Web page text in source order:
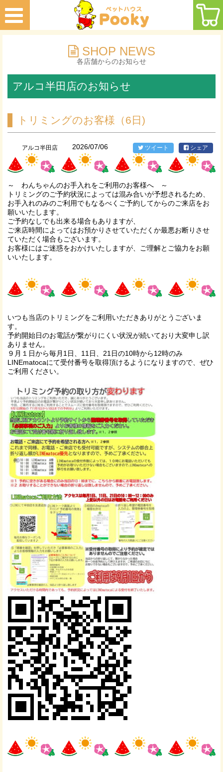
SHOP NEWS
各店舗からのお知らせ
アルコ半田店のお知らせ
トリミングのお客様（6日)
アルコ半田店 2026/07/06 ツイート シェア
～ わんちゃんのお手入れをご利用のお客様へ ～
トリミングのご予約状況によっては混み合いが予想されるため、
お手入れのみのご利用でもなるべくご予約してからのご来店をお
願いいたします。
ご予約なしでも出来る場合もありますが、
ご来店時間によってはお預かりさせていただくか最悪お断りさせ
ていただく場合もございます。
お客様にはご迷惑をおかけいたしますが、ご理解とご協力をお願
いいたします。
いつも当店のトリミングをご利用いただきありがとうございま
す。
予約開始日のお電話が繋がりにくい状況が続いており大変申し訳
ありません。
９月１日から毎月1日、11日、21日の10時から12時のみ
LINEmatocaにて受付番号を取得頂けるようになりますので、ぜひ
ご利用ください。